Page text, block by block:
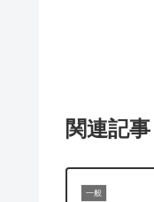
関連記事
一般